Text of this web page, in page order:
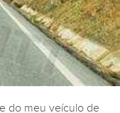
do meu veículo de